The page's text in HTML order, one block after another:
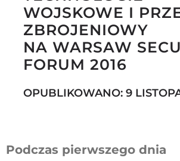
WOJSKOWE I
ZBROJENIOWY
NA WARSAW
FORUM 2016
OPUBLIKOWANO: 9
Podczas pierwszego dnia